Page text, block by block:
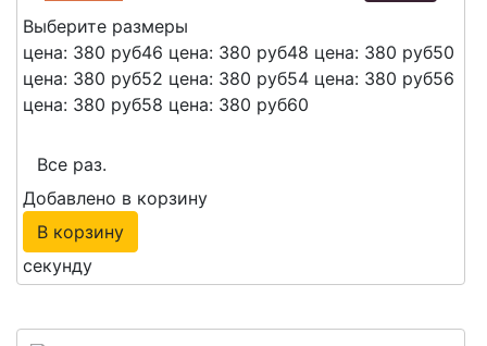
Выберите размеры
цена: 380 руб46 цена: 380 руб48 цена: 380 руб50
цена: 380 руб52 цена: 380 руб54 цена: 380 руб56
цена: 380 руб58 цена: 380 руб60
Все раз.
Добавлено в корзину
В корзину
секунду